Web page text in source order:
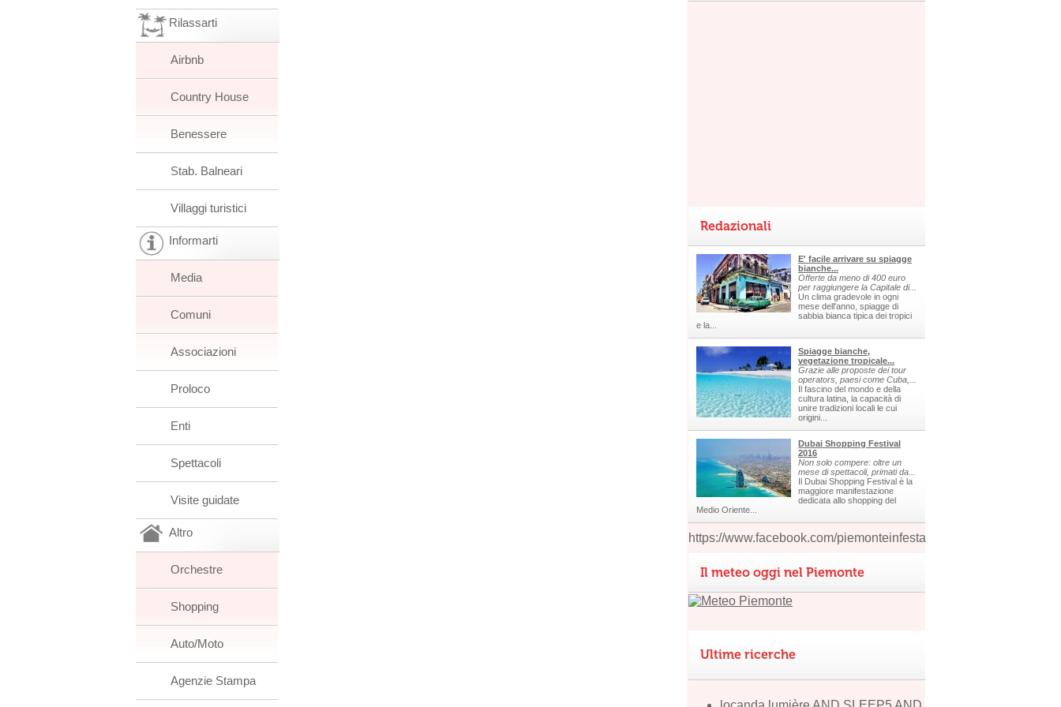
Rilassarti
Airbnb
Country House
Benessere
Stab. Balneari
Villaggi turistici
Informarti
Media
Comuni
Associazioni
Proloco
Enti
Spettacoli
Visite guidate
Altro
Orchestre
Shopping
Auto/Moto
Agenzie Stampa
Redazionali
E' facile arrivare su spiagge
bianche...
Offerte da meno di 400 euro
per raggiungere la Capitale di...
Un clima gradevole in ogni
mese dell'anno, spiagge di
sabbia bianca tipica dei tropici
e la...
Spiagge bianche,
vegetazione tropicale...
Grazie alle proposte dei tour
operators, paesi come Cuba,...
Il fascino del mondo e della
cultura latina, la capacità di
unire tradizioni locali le cui
origini...
Dubai Shopping Festival
2016
Non solo compere: oltre un
mese di spettacoli, primati da...
Il Dubai Shopping Festival è la
maggiore manifestazione
dedicata allo shopping del
Medio Oriente...
https://www.facebook.com/piemonteinfesta
Il meteo oggi nel Piemonte
Ultime ricerche